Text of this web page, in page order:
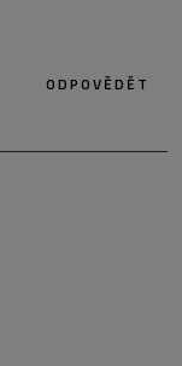
ODPOVĚDĚT